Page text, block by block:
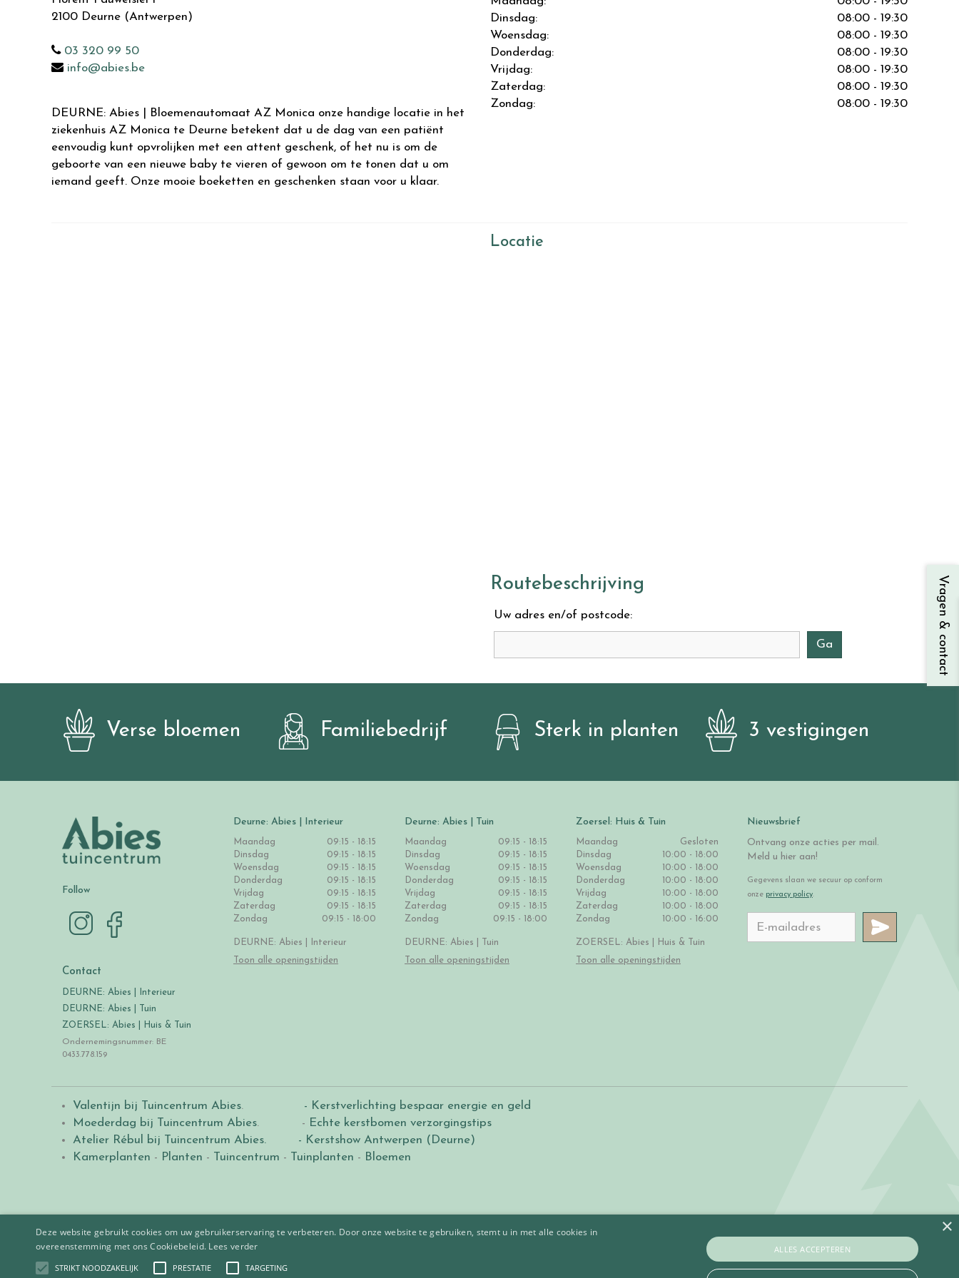
2100 Deurne (Antwerpen)
03 320 99 50
info@abies.be
DEURNE: Abies | Bloemenautomaat AZ Monica onze handige locatie in het
ziekenhuis AZ Monica te Deurne betekent dat u de dag van een patiënt
eenvoudig kunt opvrolijken met een attent geschenk, of het nu is om de
geboorte van een nieuwe baby te vieren of gewoon om te tonen dat u om
iemand geeft. Onze mooie boeketten en geschenken staan voor u klaar.
Dinsdag:
08:00 - 19:30
Woensdag:
08:00 - 19:30
Donderdag:
08:00 - 19:30
Vrijdag:
08:00 - 19:30
Zaterdag:
08:00 - 19:30
Zondag:
08:00 - 19:30
Locatie
Routebeschrijving
Uw adres en/of postcode:
Verse bloemen Familiebedrijf Sterk in planten 3 vestigingen
Follow
Contact
DEURNE: Abies | Interieur
DEURNE: Abies | Tuin
ZOERSEL: Abies | Huis & Tuin
Ondernemingsnummer: BE
0433.778.159
Deurne: Abies | Interieur
Maandag
09:15 - 18:15
Dinsdag
09:15 - 18:15
Woensdag
09:15 - 18:15
Donderdag
09:15 - 18:15
Vrijdag
09:15 - 18:15
Zaterdag
09:15 - 18:15
Zondag
09:15 - 18:00
DEURNE: Abies | Interieur
Toon alle openingstijden
Deurne: Abies | Tuin
Maandag
09:15 - 18:15
Dinsdag
09:15 - 18:15
Woensdag
09:15 - 18:15
Donderdag
09:15 - 18:15
Vrijdag
09:15 - 18:15
Zaterdag
09:15 - 18:15
Zondag
09:15 - 18:00
DEURNE: Abies | Tuin
Toon alle openingstijden
Zoersel: Huis & Tuin
Maandag
Gesloten
Dinsdag
10:00 - 18:00
Woensdag
10:00 - 18:00
Donderdag
10:00 - 18:00
Vrijdag
10:00 - 18:00
Zaterdag
10:00 - 18:00
Zondag
10:00 - 16:00
ZOERSEL: Abies | Huis & Tuin
Toon alle openingstijden
Nieuwsbrief
Ontvang onze acties per mail.
Meld u hier aan!
Gegevens slaan we secuur op conform
onze privacy policy.
Valentijn bij Tuincentrum Abies.
- Kerstverlichting bespaar energie en geld
Moederdag bij Tuincentrum Abies. - Echte kerstbomen verzorgingstips
Atelier Rébul bij Tuincentrum Abies.
- Kerstshow Antwerpen (Deurne)
Kamerplanten - Planten - Tuincentrum - Tuinplanten - Bloemen
Vragen & contact
×
Deze website gebruikt cookies om uw gebruikerservaring te verbeteren. Door onze website te gebruiken, stemt u in met alle cookies in
overeenstemming met ons Cookiebeleid. Lees verder
STRIKT NOODZAKELIJK PRESTATIE TARGETING
ALLES ACCEPTEREN